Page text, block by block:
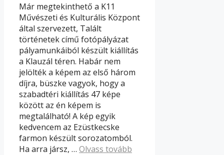
Már megtekinthető a K11
Művészeti és Kulturális Központ
által szervezett, Talált
történetek című fotópályázat
pályamunkáiból készült kiállítás
a Klauzál téren. Habár nem
jelölték a képem az első három
díjra, büszke vagyok, hogy a
szabadtéri kiállítás 47 képe
között az én képem is
megtalálható! A kép egyik
kedvencem az Ezüstkecske
farmon készült sorozatomból.
Ha arra jársz, … Olvass tovább